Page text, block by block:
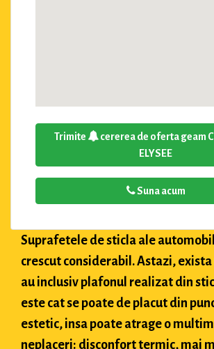
Trimite
cererea de oferta geam
ELYSEE
Suna acum
Suprafetele de sticla ale
crescut considerabil. Astazi,
au inclusiv plafonul realizat din
este cat se poate de placut din
estetic, insa poate atrage o
neplaceri: disconfort termic, mai